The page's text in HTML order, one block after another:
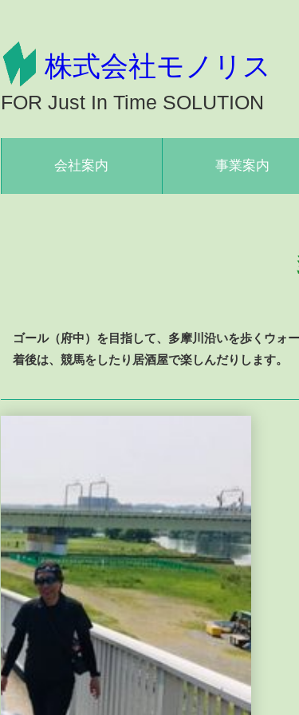
株式会社モノリス
FOR Just In Time SOLUTION
会社案内 事業案内
ゴール（府中）を目指して、多摩川沿いを歩くウォ
着後は、競馬をしたり居酒屋で楽しんだりします。